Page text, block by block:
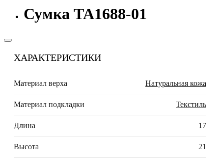
Сумка TA1688-01
ХАРАКТЕРИСТИКИ
Материал верха Натуральная кожа
Материал подкладки Текстиль
Длина 17
Высота 21